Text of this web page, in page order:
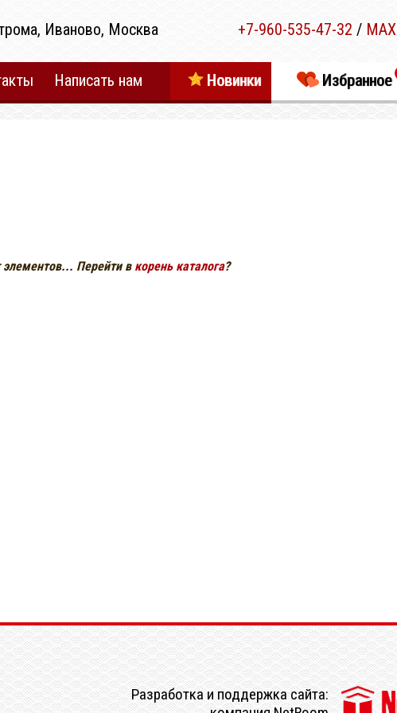
+7-960-535-47-32 / MAX
Иваново, Москва
Написать нам Избранное
Новинки
Перейти в корень каталога?
Разработка и поддержка сайта: